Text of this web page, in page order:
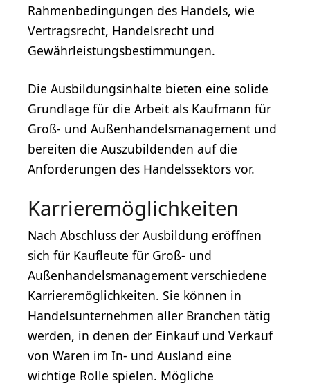
Rahmenbedingungen des Handels, wie
Vertragsrecht, Handelsrecht und
Gewährleistungsbestimmungen.
Die Ausbildungsinhalte bieten eine solide
Grundlage für die Arbeit als Kaufmann für
Groß- und Außenhandelsmanagement und
bereiten die Auszubildenden auf die
Anforderungen des Handelssektors vor.
Karrieremöglichkeiten
Nach Abschluss der Ausbildung eröffnen
sich für Kaufleute für Groß- und
Außenhandelsmanagement verschiedene
Karrieremöglichkeiten. Sie können in
Handelsunternehmen aller Branchen tätig
werden, in denen der Einkauf und Verkauf
von Waren im In- und Ausland eine
wichtige Rolle spielen. Mögliche